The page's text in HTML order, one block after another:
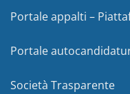
Portale appalti –
Portale
Società Trasparente